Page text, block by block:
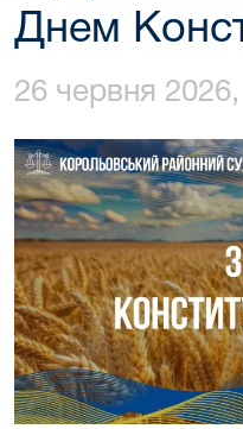
Днем
26 червня